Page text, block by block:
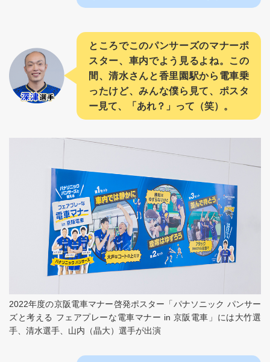
ところでこのパンサーズのマナーポ
スター、車内でよう見るよね。この
間、清水さんと香里園駅から電車乗
ったけど、みんな僕ら見て、ポスタ
ー見て、「あれ？」って（笑）。
2022年度の京阪電車マナー啓発ポスター「パナソニック パンサー
ズと考える フェアプレーな電車マナー in 京阪電車」には大竹選
手、清水選手、山内（晶大）選手が出演